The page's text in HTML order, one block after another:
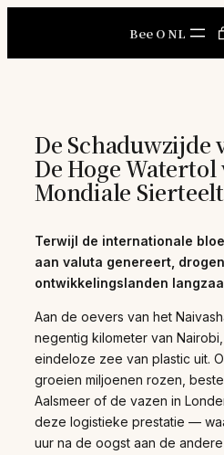
Bee O NL
De Schaduwzijde
De Hoge Watertol
Mondiale Sierteelt
Terwijl de internationale
aan valuta genereert,
ontwikkelingslanden
Aan de oevers van het
negentig kilometer van
eindeloze zee van plastic uit.
groeien miljoenen rozen,
Aalsmeer of de vazen in
deze logistieke prestatie —
uur na de oogst aan de